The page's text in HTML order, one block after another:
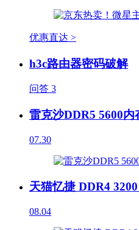
优惠直达 >
h3c路由器密码破解
问答 3
雷克沙DDR5 5600内
07.30
天猫忆捷 DDR4
08.04